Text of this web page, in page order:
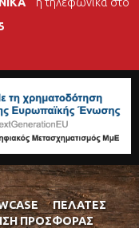
ΠΕΛΆΤΕΣ
ΠΡΟΣΦΟΡΆΣ